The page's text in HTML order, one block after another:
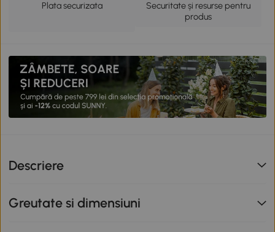
Plata securizata
Securitate și resurse pentru
produs
Descriere
Greutate si dimensiuni